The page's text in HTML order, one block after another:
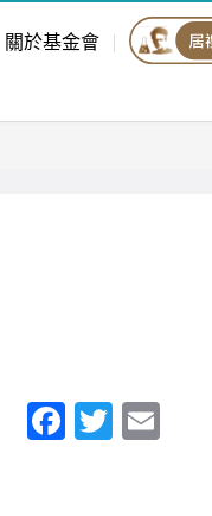
關於基金會
F T